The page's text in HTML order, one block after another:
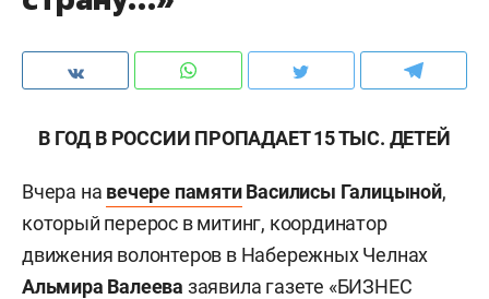
В ГОД В РОССИИ ПРОПАДАЕТ 15 ТЫС. ДЕТЕЙ
Вчера на вечере памяти Василисы Галицыной,
который перерос в митинг, координатор
движения волонтеров в Набережных Челнах
Альмира Валеева заявила газете «БИЗНЕС